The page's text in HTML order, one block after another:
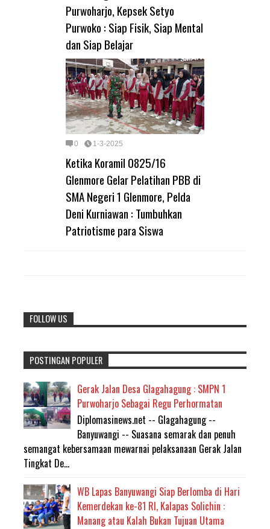
Purwoharjo, Kepsek Setyo
Purwoko : Siap Fisik, Siap Mental
dan Siap Belajar
0 1-3-2025
Ketika Koramil 0825/16
Glenmore Gelar Pelatihan PBB di
SMA Negeri 1 Glenmore, Pelda
Deni Kurniawan : Tumbuhkan
Patriotisme para Siswa
FOLLOW US
POSTINGAN POPULER
Gerak Jalan Desa Glagahagung : SMPN 1
Purwoharjo Sebagai Regu Perhormatan
Diplomasinews.net -- Glagahagung --
Banyuwangi -- Suasana semarak dan penuh
semangat kebersamaan mewarnai pelaksanaan Gerak Jalan
Tingkat De...
WB Lapas Banyuwangi Siap Berlomba di Hari
Kemerdekan ke-81 RI, Kalapas Solichin :
Manang atau Kalah Bukan Tujuan Utama